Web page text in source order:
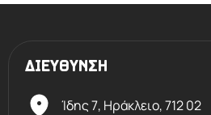
ΔΙΕΥΘΥΝΣΗ
Ίδης 7, Ηράκλειο,712 02